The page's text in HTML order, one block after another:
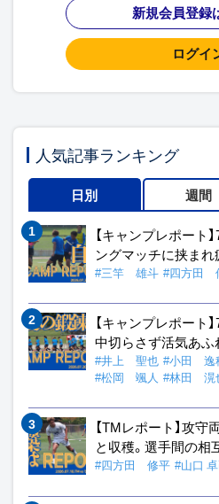
新規会員登録
ログイ
人気記事ランキング
日別 週間
【キャンプレポー
ングマッチに挟ま
#三竿 雄斗 #四方田
【キャンプレポー
中切らさず活気あふ
#井上 聖也 #小田 逸
#松岡 颯人 #林田 滉
【TMレポート】攻
と収穫。選手間の相
#四方田 修平 #山口